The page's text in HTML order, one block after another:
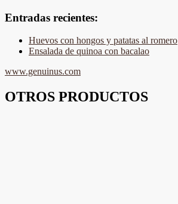
Entradas recientes:
Huevos con hongos y patatas al romero
Ensalada de quinoa con bacalao
www.genuinus.com
OTROS PRODUCTOS